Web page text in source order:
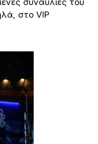
συναυλίες του
στο VIP